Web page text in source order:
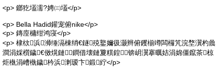
<p> 鎯犵壒濡?娉㈢壒</p>
<p> Bella Hadid鑵宠俯nike</p>
<p> 鏄庢槦绀鸿寖</p>
<p> 棣栨浜浉缍滆棟绡€鐩殑鐜嬭彶灏辫俯钁椾竴闆欏竼浣堥瀷杓曟
澗涓婇櫍鐬€傚熀鏈鐧借壊鏈夐粸鍠锛岄瀷搴曞姞涓婂僵鑹茶椋
炬槸涓嶆槸鐬枔浜溂瑷卞鍛紵</p>